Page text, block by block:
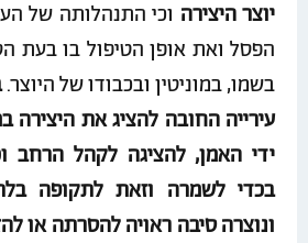
יוצר היצירה וכי התנהלותה של
הפסל ואת אופן הטיפול בו בעת
בשמו, במוניטין ובכבודו של היוצר.
עירייה החובה להציג את היצירה
ידי האמן, להציגה לקהל הרחב
בכדי לשמרה וזאת לתקופה
ונוצרה סיבה ראויה להסרתה או